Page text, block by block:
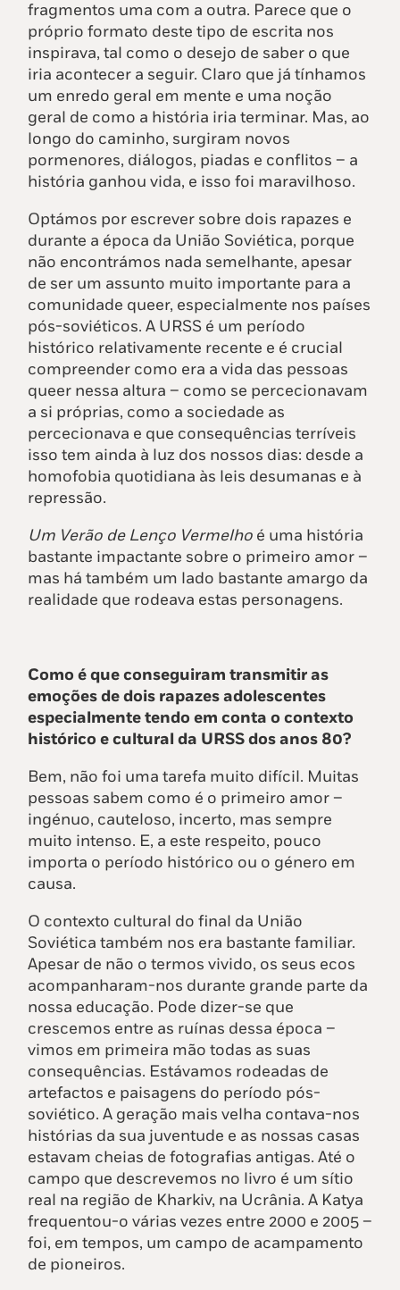
fragmentos uma com a outra. Parece que o
próprio formato deste tipo de escrita nos
inspirava, tal como o desejo de saber o que
iria acontecer a seguir. Claro que já tínhamos
um enredo geral em mente e uma noção
geral de como a história iria terminar. Mas, ao
longo do caminho, surgiram novos
pormenores, diálogos, piadas e conflitos – a
história ganhou vida, e isso foi maravilhoso.
Optámos por escrever sobre dois rapazes e
durante a época da União Soviética, porque
não encontrámos nada semelhante, apesar
de ser um assunto muito importante para a
comunidade queer, especialmente nos países
pós-soviéticos. A URSS é um período
histórico relativamente recente e é crucial
compreender como era a vida das pessoas
queer nessa altura – como se percecionavam
a si próprias, como a sociedade as
percecionava e que consequências terríveis
isso tem ainda à luz dos nossos dias: desde a
homofobia quotidiana às leis desumanas e à
repressão.
Um Verão de Lenço Vermelho é uma história
bastante impactante sobre o primeiro amor –
mas há também um lado bastante amargo da
realidade que rodeava estas personagens.
Como é que conseguiram transmitir as
emoções de dois rapazes adolescentes
especialmente tendo em conta o contexto
histórico e cultural da URSS dos anos 80?
Bem, não foi uma tarefa muito difícil. Muitas
pessoas sabem como é o primeiro amor –
ingénuo, cauteloso, incerto, mas sempre
muito intenso. E, a este respeito, pouco
importa o período histórico ou o género em
causa.
O contexto cultural do final da União
Soviética também nos era bastante familiar.
Apesar de não o termos vivido, os seus ecos
acompanharam-nos durante grande parte da
nossa educação. Pode dizer-se que
crescemos entre as ruínas dessa época –
vimos em primeira mão todas as suas
consequências. Estávamos rodeadas de
artefactos e paisagens do período pós-
soviético. A geração mais velha contava-nos
histórias da sua juventude e as nossas casas
estavam cheias de fotografias antigas. Até o
campo que descrevemos no livro é um sítio
real na região de Kharkiv, na Ucrânia. A Katya
frequentou-o várias vezes entre 2000 e 2005 –
foi, em tempos, um campo de acampamento
de pioneiros.